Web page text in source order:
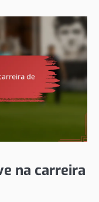
na carreira